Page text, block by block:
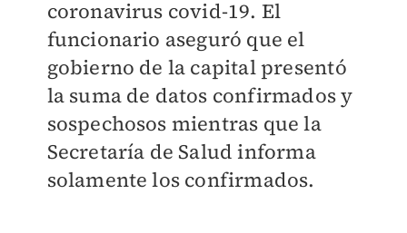
coronavirus covid-19. El
funcionario aseguró que el
gobierno de la capital presentó
la suma de datos confirmados y
sospechosos mientras que la
Secretaría de Salud informa
solamente los confirmados.